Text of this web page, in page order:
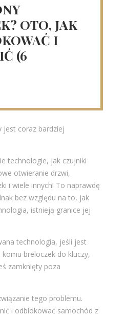
OTO, JAK
I
(6
jest coraz bardziej
technologie, jak czujniki
otwieranie drzwi,
i wiele innych! To naprawdę
bez względu na to, jak
istnieją granice jej
technologia, jeśli jest
breloczek do kluczy,
zamknięty poza
tego problemu.
i odblokować samochód z